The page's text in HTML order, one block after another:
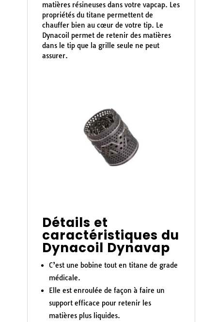
matières résineuses dans votre vapcap. Les
propriétés du titane permettent de
chauffer bien au cœur de votre tip. Le
Dynacoil permet de retenir des matières
dans le tip que la grille seule ne peut
assurer.
Détails et
caractéristiques du
Dynacoil Dynavap
C’est une bobine tout en titane de grade
médicale.
Elle est enroulée de façon à faire un
support efficace pour retenir les
matières plus liquides.